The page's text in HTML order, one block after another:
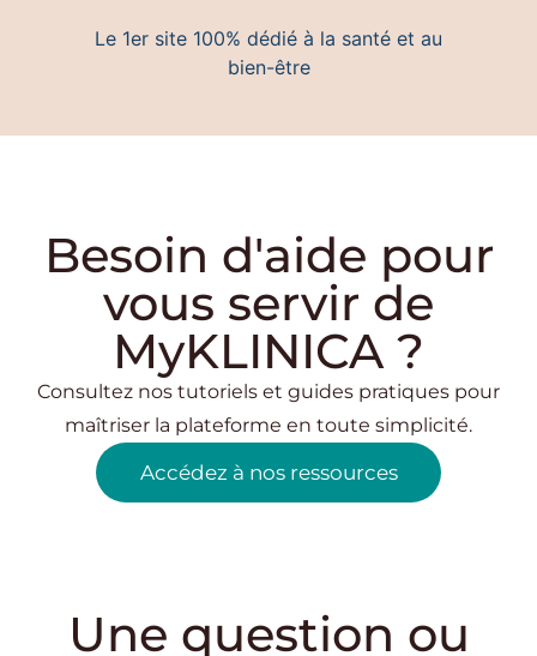
Le 1er site 100% dédié à la santé et au
bien-être
Besoin d'aide pour
vous servir de
MyKLINICA ?
Consultez nos tutoriels et guides pratiques pour
maîtriser la plateforme en toute simplicité.
Accédez à nos ressources
Une question ou